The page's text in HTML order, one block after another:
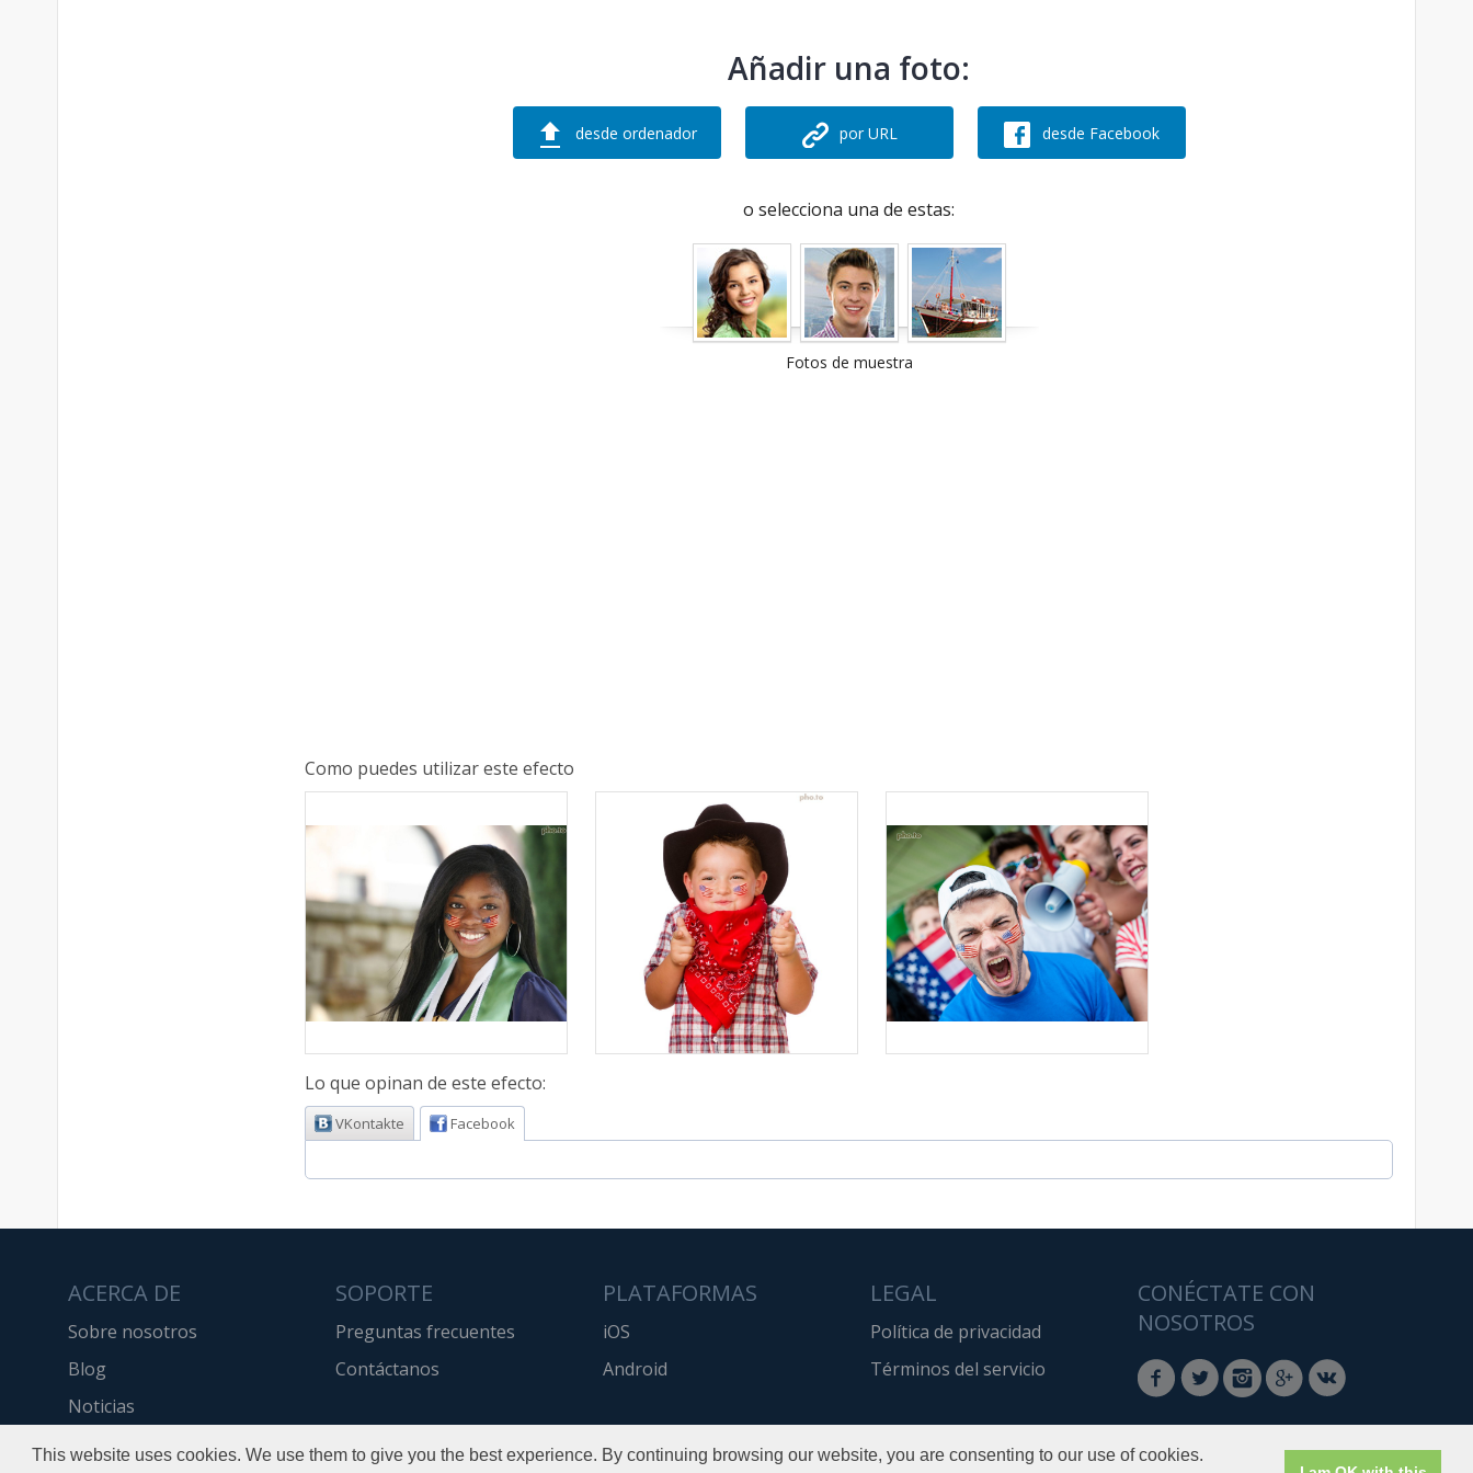
This website uses cookies. We use them to give you the best experience. By continuing browsing our website, you are consenting to our use of cookies.
Añadir una foto:
desde ordenador por URL desde Facebook
o selecciona una de estas:
Fotos de muestra
Como puedes utilizar este efecto
Lo que opinan de este efecto:
VKontakte Facebook
ACERCA DE
Sobre nosotros
Blog
Noticias
API
SOPORTE
Preguntas frecuentes
Contáctanos
PLATAFORMAS
iOS
Android
LEGAL
Política de privacidad
Términos del servicio
CONÉCTATE CON
NOSOTROS